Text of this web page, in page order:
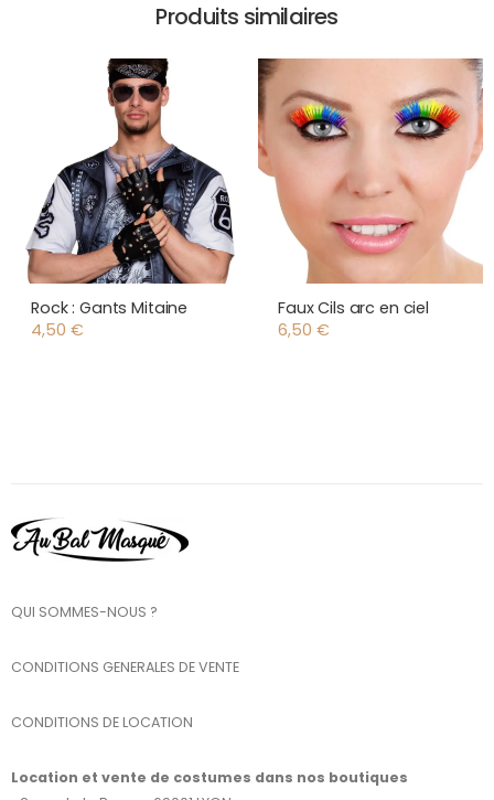
Produits similaires
Rock : Gants Mitaine
4,50 €
Faux Cils arc en ciel
6,50 €
QUI SOMMES-NOUS ?
CONDITIONS GENERALES DE VENTE
CONDITIONS DE LOCATION
Location et vente de costumes dans nos boutiques